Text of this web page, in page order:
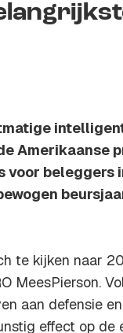
Amerikaanse
voor beleggers
te kijken naar
MeesPierson.
aan defensie en
effect op de